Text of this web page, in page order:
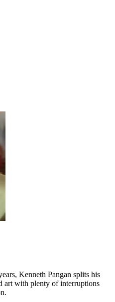
Kenneth Pangan splits his
art with plenty of interruptions